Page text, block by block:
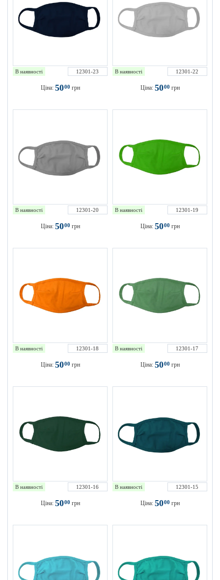
В наявності 12301-23
Ціна: 5000 грн
В наявності 12301-22
Ціна: 5000 грн
В наявності 12301-20
Ціна: 5000 грн
В наявності 12301-19
Ціна: 5000 грн
В наявності 12301-18
Ціна: 5000 грн
В наявності 12301-17
Ціна: 5000 грн
В наявності 12301-16
Ціна: 5000 грн
В наявності 12301-15
Ціна: 5000 грн